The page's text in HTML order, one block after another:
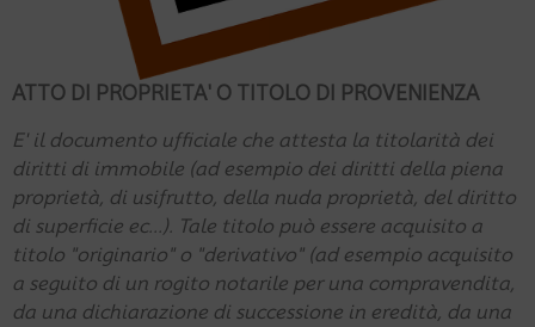
ATTO DI PROPRIETA' O TITOLO DI PROVENIENZA
E' il documento ufficiale che attesta la titolarità dei
diritti di immobile (ad esempio dei diritti della piena
proprietà, di usifrutto, della nuda proprietà, del diritto
di superficie ec...). Tale titolo può essere acquisito a
titolo "originario" o "derivativo" (ad esempio acquisito
a seguito di un rogito notarile per una compravendita,
da una dichiarazione di successione in eredità, da una